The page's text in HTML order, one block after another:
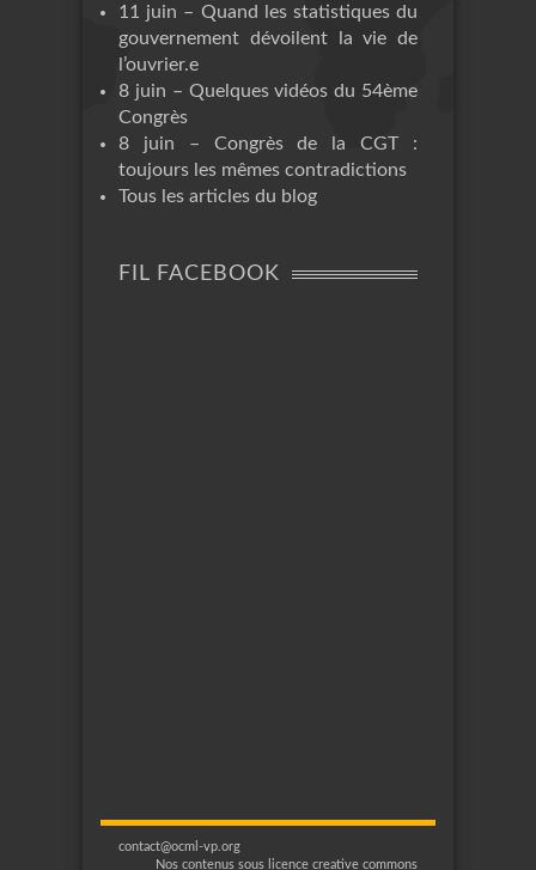
11 juin – Quand les statistiques du
gouvernement dévoilent la vie de
l’ouvrier.e
8 juin – Quelques vidéos du 54ème
Congrès
8 juin – Congrès de la CGT :
toujours les mêmes contradictions
Tous les articles du blog
FIL FACEBOOK
contact@ocml-vp.org
Nos contenus sous licence creative commons